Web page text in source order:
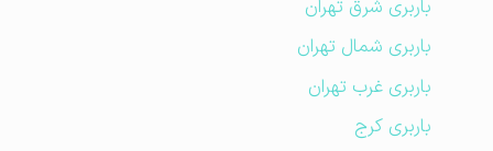
باربری شرق تهران
باربری شمال تهران
باربری غرب تهران
باربری کرج